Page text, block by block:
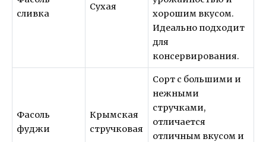
сливка
Сухая
хорошим вкусом.
Идеально подходит
для
консервирования.
Фасоль
фуджи
Крымская
стручковая
Сорт с большими и
нежными
стручками,
отличается
отличным вкусом и